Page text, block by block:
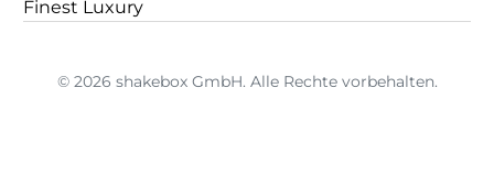
Finest Luxury
© 2026 shakebox GmbH. Alle Rechte vorbehalten.